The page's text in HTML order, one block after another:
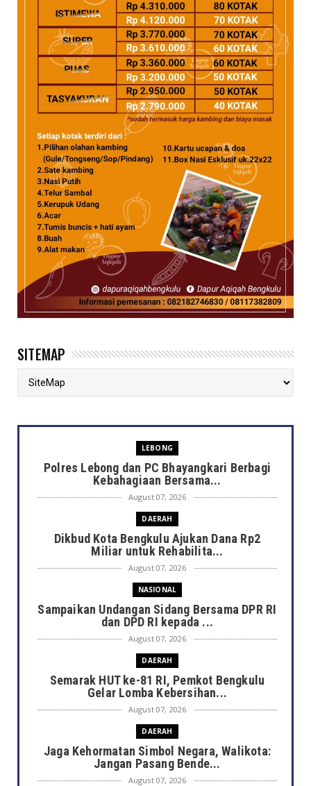
SITEMAP
LEBONG
Polres Lebong dan PC Bhayangkari Berbagi
Kebahagiaan Bersama...
August 07, 2026
DAERAH
Dikbud Kota Bengkulu Ajukan Dana Rp2
Miliar untuk Rehabilita...
August 07, 2026
NASIONAL
Sampaikan Undangan Sidang Bersama DPR RI
dan DPD RI kepada ...
August 07, 2026
DAERAH
Semarak HUT ke-81 RI, Pemkot Bengkulu
Gelar Lomba Kebersihan...
August 07, 2026
DAERAH
Jaga Kehormatan Simbol Negara, Walikota:
Jangan Pasang Bende...
August 07, 2026